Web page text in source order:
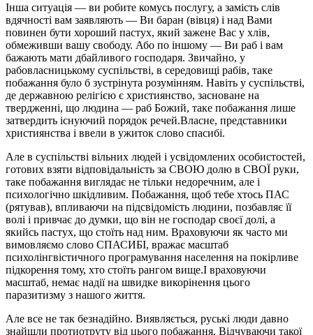
Інша ситуація — ви робите комусь послугу, а замість слів
вдячності вам заявляють — Ви баран (вівця) і над Вами
повинен бути хороший пастух, який зажене Вас у хлів,
обмеживши вашу свободу. Або по іншому — Ви раб і вам
бажають мати дбайливого господаря. Звичайно, у
рабовласницькому суспільстві, в середовищі рабів, таке
побажання було б зустрінута розумінням. Навіть у суспільстві,
де державною релігією є християнство, засноване на
твердженні, що людина — раб Божий, таке побажання лише
затвердить існуючий порядок речей.Власне, представники
християнства і ввели в ужиток слово спасибі.
Але в суспільстві вільних людей і усвідомлених особистостей,
готових взяти відповідальність за СВОЮ долю в СВОЇ руки,
таке побажання виглядає не тільки недоречним, але і
психологічно шкідливим. Побажання, щоб тебе хтось ПАС
(рятував), впливаючи на підсвідомість людини, позбавляє її
волі і привчає до думки, що він не господар своєї долі, а
якийсь пастух, що стоїть над ним. Враховуючи як часто ми
вимовляємо слово СПАСИБІ, вражає масштаб
психолінгвістичного програмування населення на покірливе
підкорення тому, хто стоїть рангом вище.І враховуючи
масштаб, немає надії на швидке викорінення цього
паразитизму з нашого життя.
Але все не так безнадійно. Виявляється, руські люди давно
знайшли протиотруту від цього побажання. Відчуваючи такої